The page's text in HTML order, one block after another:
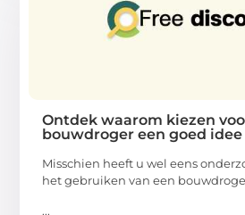
Ontdek waarom kiezen
bouwdroger een goed idee
Misschien heeft u wel eens
het gebruiken van een
...